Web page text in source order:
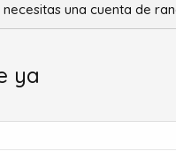
una cuenta de
ya